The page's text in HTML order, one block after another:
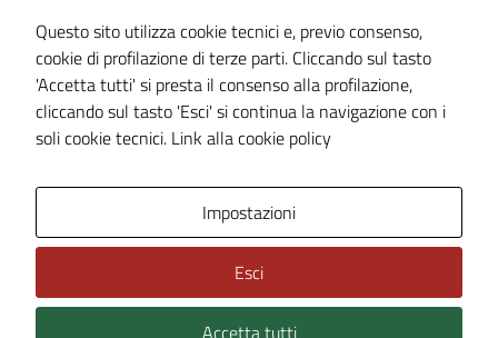
Cookie Policy
Note legali
Dichiarazione di accessibilità
Piano di miglioramento del sito
Questo sito utilizza cookie tecnici e, previo consenso,
cookie di profilazione di terze parti. Cliccando sul tasto
'Accetta tutti' si presta il consenso alla profilazione,
cliccando sul tasto 'Esci' si continua la navigazione con i
soli cookie tecnici. Link alla cookie policy
Impostazioni
Esci
Accetta tutti